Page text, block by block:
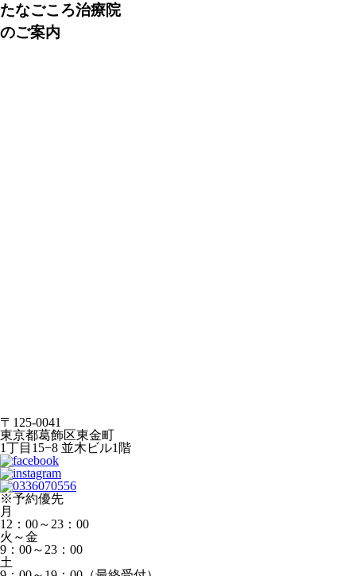
たなごころ治療院
のご案内
〒125-0041
東京都葛飾区東金町
1丁目15−8 並木ビル1階
※予約優先
月
12：00～23：00
火～金
9：00～23：00
土